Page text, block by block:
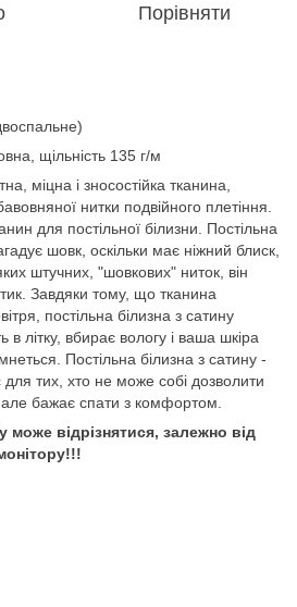
Порівняти
щільність 135 г/м
міцна і зносостійка тканина,
нитки подвійного плетіння.
для постільної білизни. Постільна
шовк, оскільки має ніжний блиск,
штучних, "шовкових" ниток, він
Завдяки тому, що тканина
постільна білизна з сатину
в літку, вбирає вологу і ваша шкіра
Постільна білизна з сатину -
тих, хто не може собі дозволити
але бажає спати з комфортом.
може відрізнятися, залежно від